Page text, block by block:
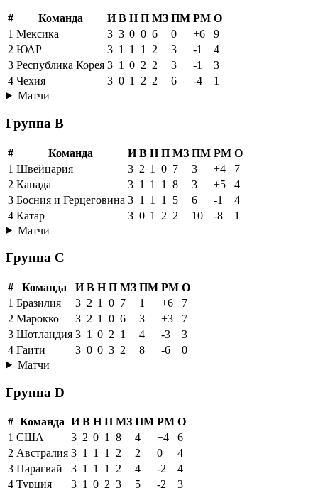
# Команда И В Н П МЗ ПМ РМ О
1 Мексика 3 3 0 0 6 0 +6
9
2 ЮАР 3 1 1 1 2 3 -1
4
3 Республика Корея 3 1 0 2 2 3 -1
3
4 Чехия 3 0 1 2 2 6 -4
1
Матчи
Группа B
# Команда И В Н П МЗ ПМ РМ О
1 Швейцария 3 2 1 0 7 3 +4
7
2 Канада 3 1 1 1 8 3 +5
4
3 Босния и Герцеговина 3 1 1 1 5 6 -1
4
4 Катар 3 0 1 2 2 10 -8
1
Матчи
Группа C
# Команда И В Н П МЗ ПМ РМ О
1 Бразилия 3 2 1 0 7 1 +6
7
2 Марокко 3 2 1 0 6 3 +3
7
3 Шотландия 3 1 0 2 1 4 -3
3
4 Гаити 3 0 0 3 2 8 -6
0
Матчи
Группа D
# Команда И В Н П МЗ ПМ РМ О
1 США 3 2 0 1 8 4 +4
6
2 Австралия 3 1 1 1 2 2 0
4
3 Парагвай 3 1 1 1 2 4 -2
4
4 Турция 3 1 0 2 3 5 -2
3